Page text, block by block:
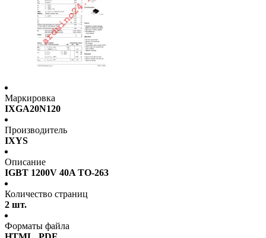
Маркировка
IXGA20N120
Производитель
IXYS
Описание
IGBT 1200V 40A TO-263
Количество страниц
2 шт.
Форматы файла